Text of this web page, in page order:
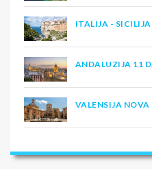
ITALIJA - SICILIJA
ANDALUZIJA 11
VALENSIJA